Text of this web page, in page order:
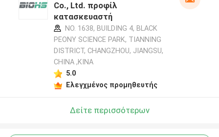
Co., Ltd. προφίλ
κατασκευαστή
NO. 1638, BUILDING 4, BLACK
PEONY SCIENCE PARK, TIANNING
DISTRICT, CHANGZHOU, JIANGSU,
CHINA ,ΚΙΝΑ
5.0
Ελεγχμένος προμηθευτής
Δείτε περισσότερων